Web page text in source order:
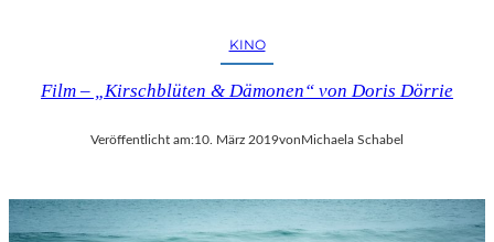
KINO
Film – „Kirschblüten & Dämonen“ von Doris Dörrie
Veröffentlicht am:10. März 2019vonMichaela Schabel